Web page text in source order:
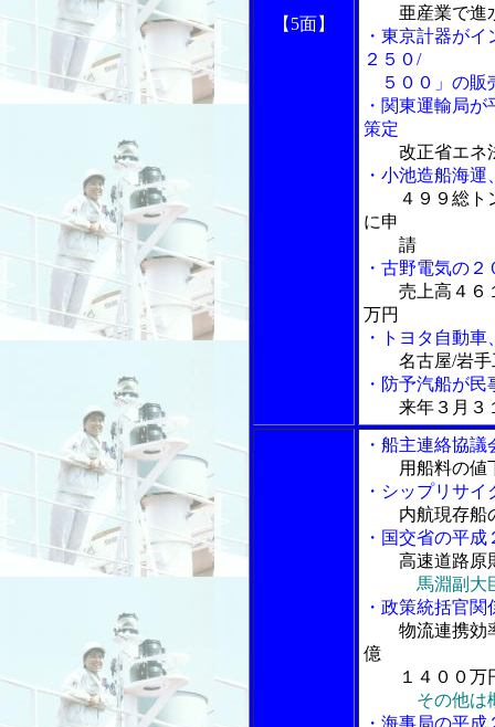
【5面】
亜産業で進
・東京計器が
２５０/
５００」の販
・関東運輸局
策定
改正省エネ
・小池造船海
４９９総ト
に申
請
・古野電気の
売上高４６
万円
・トヨタ自動
名古屋/岩
・防予汽船が
来年３月３
・船主連絡協
用船料の値
・シップリサ
内航現存船
・国交省の平
高速道路原
馬淵副大
・政策統括官
物流連携効
億
１４００万
その他は
・海事局の平